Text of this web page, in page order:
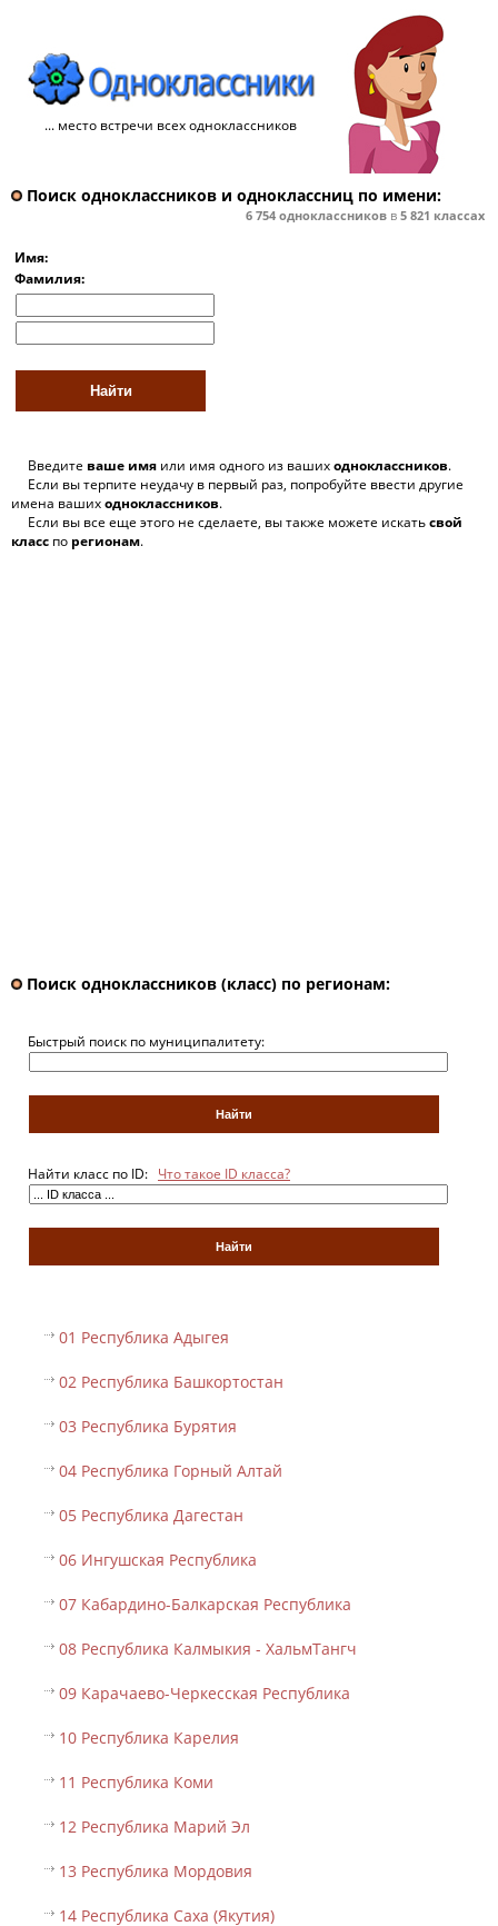
... место встречи всех одноклассников
Поиск одноклассников и одноклассниц по имени:
6 754 одноклассниковв 5 821 классах
Имя:
Фамилия:
Введите ваше имя или имя одного из вашиходноклассников.
Если вы терпите неудачу в первый раз, попробуйте ввести другие
имена вашиходноклассников.
Если вы все еще этого не сделаете, вы также можете искатьсвой
класс по регионам.
Поиск одноклассников (класс) по регионам:
Быстрый поиск по муниципалитету:
Найти класс по ID: Что такое ID класса?
01 Республика Адыгея
02 Республика Башкортостан
03 Республика Бурятия
04 Республика Горный Алтай
05 Республика Дагестан
06 Ингушская Республика
07 Кабардино-Балкарская Республика
08 Республика Калмыкия - ХальмТангч
09 Карачаево-Черкесская Республика
10 Республика Карелия
11 Республика Коми
12 Республика Марий Эл
13 Республика Мордовия
14 Республика Саха (Якутия)